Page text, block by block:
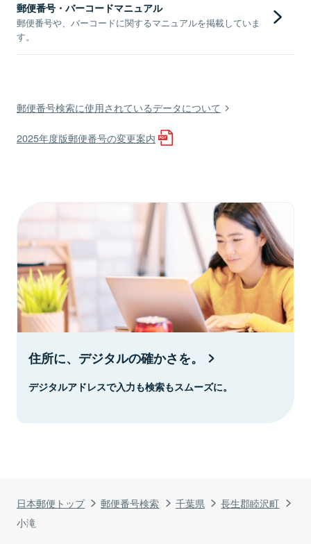
日本郵便トップ 郵便番号検索 千葉県
長生郡睦沢町
小滝
郵便番号・バーコードマニュアル
郵便番号や、バーコードに関するマニュアルを掲載していま
す。
郵便番号検索に使用されているデータについて
2025年度版郵便番号の変更案内
住所に、デジタルの確かさを。
デジタルアドレスで入力も検索もスムーズに。